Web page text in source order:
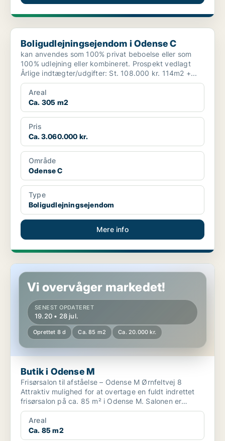
Boligudlejningsejendom i Odense C
Boligudlejningsejendom i Odense C
kan anvendes som 100% privat beboelse eller som
100% udlejning eller kombineret. Prospekt vedlagt
Årlige indtægter/udgifter: St. 108.000 kr. 114m2 +...
Areal
Ca. 305 m2
Pris
Ca. 3.060.000 kr.
Område
Odense C
Type
Boligudlejningsejendom
Mere info
Butik i Odense M
Vi overvåger markedet!
SENEST OPDATERET
19.20 • 28 jul.
Oprettet 8 d Ca. 85 m2 Ca. 20.000 kr.
Butik i Odense M
Frisørsalon til afståelse – Odense M Ørnfeltvej 8
Attraktiv mulighed for at overtage en fuldt indrettet
frisørsalon på ca. 85 m² i Odense M. Salonen er
mod...
Areal
Ca. 85 m2